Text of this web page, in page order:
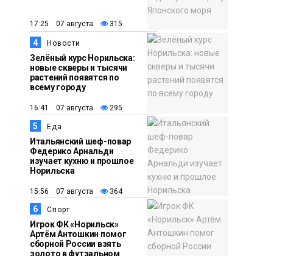
Общество
Как в Норильске
помогают женщинам
из исправительного
центра
адаптироваться к
жизни
17:25 07 августа 315
4 Новости
Зелёный курс Норильска:
новые скверы и тысячи
растений появятся по
всему городу
16:41 07 августа 295
5 Еда
Итальянский шеф-повар
Федерико Арнальди
изучает кухню и прошлое
Норильска
15:56 07 августа 364
6 Спорт
Игрок ФК «Норильск»
Артём Антошкин помог
сборной России взять
золото в футзальном